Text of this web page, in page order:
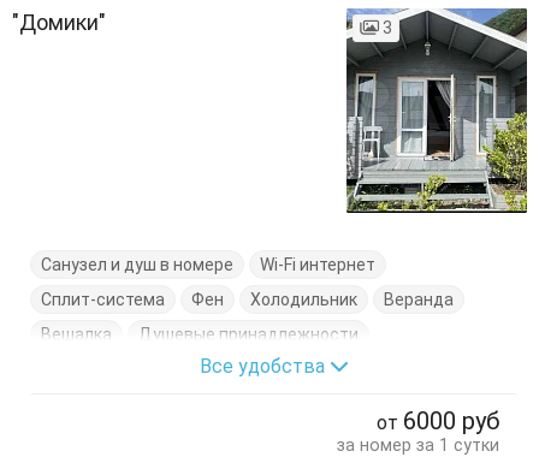
"Домики" 3
Санузел и душ в номере
Wi-Fi интернет
Сплит-система
Фен Холодильник
Веранда
Вешалка
Душевые принадлежности
Кровати односпальные
Кровать двуспальная
Все удобства
от 6000 руб
за номер за 1 сутки